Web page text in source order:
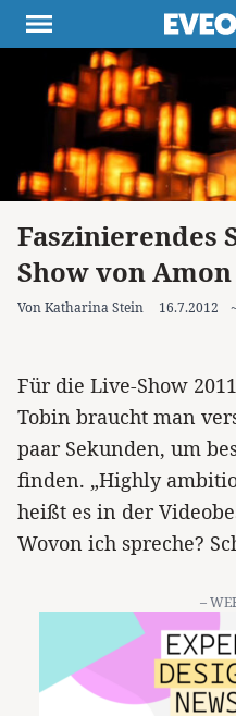
Themen Projekte
Destinationen
Buchtipps
Faszinierendes
Show von
Von Katharina Stein 16.7.2012
Für die Live-Show
Tobin braucht man
paar Sekunden, um
finden. „Highly
heißt es in der
Wovon ich spreche?
–